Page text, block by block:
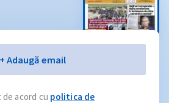
+ Adaugă email
acord cu politica de